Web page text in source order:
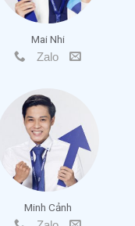
Mai Nhi
Zalo
Minh Cảnh